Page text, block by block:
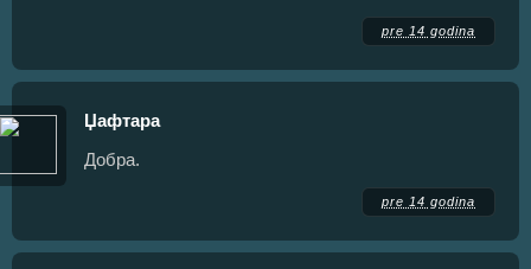
pre 14 godina
Џафтара
Добра.
pre 14 godina